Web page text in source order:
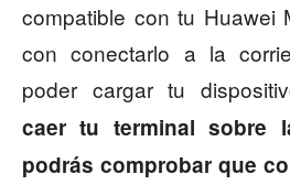
compatible con tu Huawei
con conectarlo a la
poder cargar tu
caer tu terminal sobre
podrás comprobar que